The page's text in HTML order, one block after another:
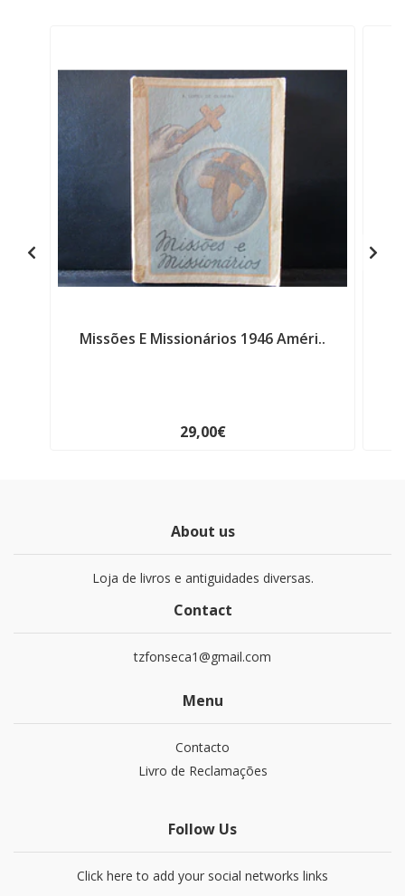
Missões E Missionários 1946 Améri..
29,00€
About us
Loja de livros e antiguidades diversas.
Contact
tzfonseca1@gmail.com
Menu
Contacto
Livro de Reclamações
Follow Us
Click here to add your social networks links